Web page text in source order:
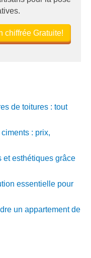
chiffrée Gratuite!
de toitures : tout
: prix,
et esthétiques grâce
essentielle pour
un appartement de